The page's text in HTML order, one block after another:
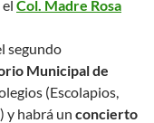
el Col. Madre Rosa
segundo
Municipal de
(Escolapios,
y habrá un concierto